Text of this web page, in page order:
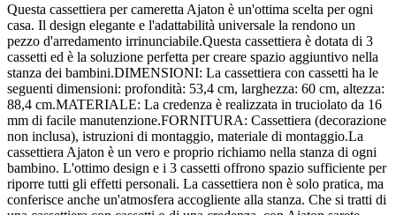
Questa cassettiera per cameretta Ajaton è un'ottima scelta per ogni
casa. Il design elegante e l'adattabilità universale la rendono un
pezzo d'arredamento irrinunciabile.Questa cassettiera è dotata di 3
cassetti ed è la soluzione perfetta per creare spazio aggiuntivo nella
stanza dei bambini.DIMENSIONI: La cassettiera con cassetti ha le
seguenti dimensioni: profondità: 53,4 cm, larghezza: 60 cm, altezza:
88,4 cm.MATERIALE: La credenza è realizzata in truciolato da 16
mm di facile manutenzione.FORNITURA: Cassettiera (decorazione
non inclusa), istruzioni di montaggio, materiale di montaggio.La
cassettiera Ajaton è un vero e proprio richiamo nella stanza di ogni
bambino. L'ottimo design e i 3 cassetti offrono spazio sufficiente per
riporre tutti gli effetti personali. La cassettiera non è solo pratica, ma
conferisce anche un'atmosfera accogliente alla stanza. Che si tratti di